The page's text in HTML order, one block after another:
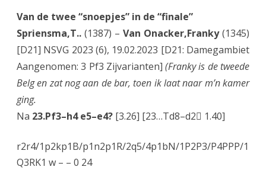
Van de twee “snoepjes” in de “finale”
Spriensma,T.. (1387) – Van Onacker,Franky(1345)
[D21] NSVG 2023 (6), 19.02.2023 [D21: Damegambiet
Aangenomen: 3 Pf3 Zijvarianten](Franky is de tweede
Belg en zat nog aan de bar, toen ik laat naar m’n kamer
ging.
Na 23.Pf3–h4 e5–e4? [3.26] [23…Td8–d2 1.40]
r2r4/1p2kp1B/p1n2p1R/2q5/4p1bN/1P2P3/P4PPP/1
Q3RK1 w – – 0 24